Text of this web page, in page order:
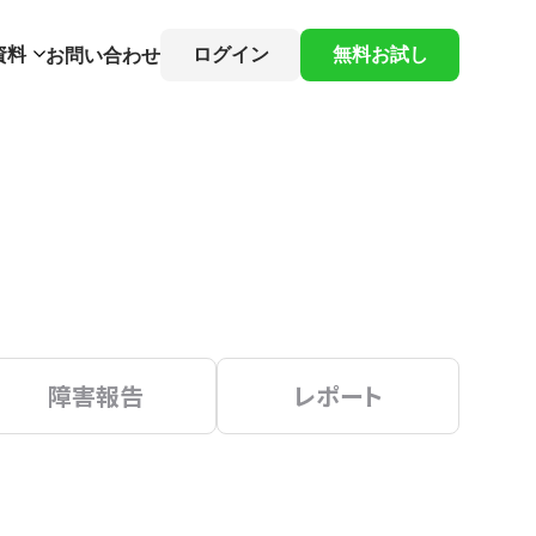
料 お問い合わせ ログイン 無料お試し
障害報告 レポート